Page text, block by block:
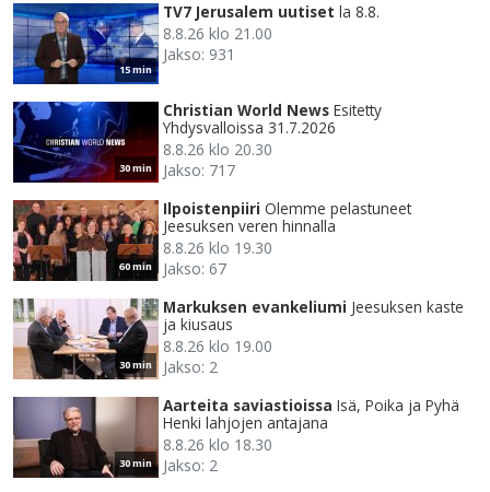
15 min
TV7 Jerusalem uutiset la 8.8.
8.8.26 klo 21.00
Jakso: 931
30 min
Christian World News Esitetty
Yhdysvalloissa 31.7.2026
8.8.26 klo 20.30
Jakso: 717
60 min
Ilpoistenpiiri Olemme pelastuneet
Jeesuksen veren hinnalla
8.8.26 klo 19.30
Jakso: 67
30 min
Markuksen evankeliumi Jeesuksen kaste
ja kiusaus
8.8.26 klo 19.00
Jakso: 2
30 min
Aarteita saviastioissa Isä, Poika ja Pyhä
Henki lahjojen antajana
8.8.26 klo 18.30
Jakso: 2